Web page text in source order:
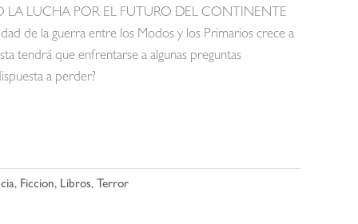
LA LUCHA POR EL FUTURO DEL CONTINENTE
de la guerra entre los Modos y los Primarios crece a
tendrá que enfrentarse a algunas preguntas
a perder?
, Ficcion, Libros, Terror